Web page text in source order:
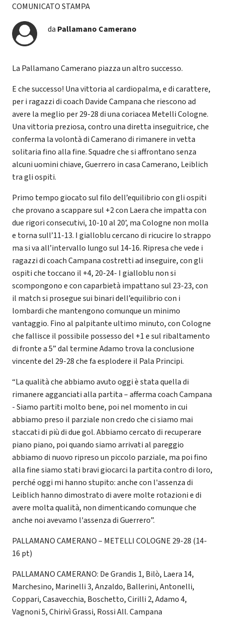
COMUNICATO STAMPA
da Pallamano Camerano
La Pallamano Camerano piazza un altro successo.
E che successo! Una vittoria al cardiopalma, e di carattere,
per i ragazzi di coach Davide Campana che riescono ad
avere la meglio per 29-28 di una coriacea Metelli Cologne.
Una vittoria preziosa, contro una diretta inseguitrice, che
conferma la volontà di Camerano di rimanere in vetta
solitaria fino alla fine. Squadre che si affrontano senza
alcuni uomini chiave, Guerrero in casa Camerano, Leiblich
tra gli ospiti.
Primo tempo giocato sul filo dell’equilibrio con gli ospiti
che provano a scappare sul +2 con Laera che impatta con
due rigori consecutivi, 10-10 al 20’, ma Cologne non molla
e torna sull’11-13. I gialloblu cercano di ricucire lo strappo
ma si va all’intervallo lungo sul 14-16. Ripresa che vede i
ragazzi di coach Campana costretti ad inseguire, con gli
ospiti che toccano il +4, 20-24- I gialloblu non si
scompongono e con caparbietà impattano sul 23-23, con
il match si prosegue sui binari dell’equilibrio con i
lombardi che mantengono comunque un minimo
vantaggio. Fino al palpitante ultimo minuto, con Cologne
che fallisce il possibile possesso del +1 e sul ribaltamento
di fronte a 5” dal termine Adamo trova la conclusione
vincente del 29-28 che fa esplodere il Pala Principi.
“La qualità che abbiamo avuto oggi è stata quella di
rimanere agganciati alla partita – afferma coach Campana
- Siamo partiti molto bene, poi nel momento in cui
abbiamo preso il parziale non credo che ci siamo mai
staccati di più di due gol. Abbiamo cercato di recuperare
piano piano, poi quando siamo arrivati al pareggio
abbiamo di nuovo ripreso un piccolo parziale, ma poi fino
alla fine siamo stati bravi giocarci la partita contro di loro,
perché oggi mi hanno stupito: anche con l'assenza di
Leiblich hanno dimostrato di avere molte rotazioni e di
avere molta qualità, non dimenticando comunque che
anche noi avevamo l'assenza di Guerrero”.
PALLAMANO CAMERANO – METELLI COLOGNE 29-28 (14-
16 pt)
PALLAMANO CAMERANO: De Grandis 1, Bilò, Laera 14,
Marchesino, Marinelli 3, Anzaldo, Ballerini, Antonelli,
Coppari, Casavecchia, Boschetto, Cirilli 2, Adamo 4,
Vagnoni 5, Chirivì Grassi, Rossi All. Campana